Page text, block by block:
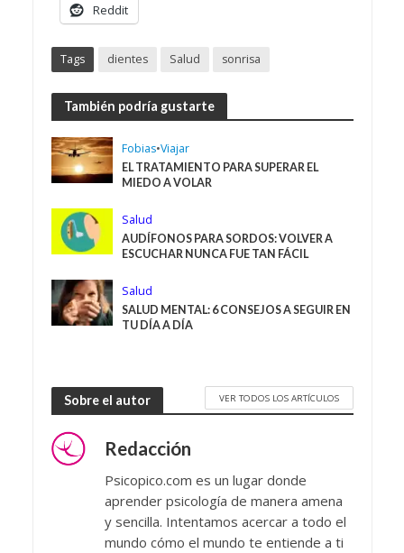
Reddit
Tags dientes Salud sonrisa
También podría gustarte
Fobias•Viajar
EL TRATAMIENTO PARA SUPERAR EL
MIEDO A VOLAR
Salud
AUDÍFONOS PARA SORDOS: VOLVER A
ESCUCHAR NUNCA FUE TAN FÁCIL
Salud
SALUD MENTAL: 6 CONSEJOS A SEGUIR EN
TU DÍA A DÍA
Sobre el autor VER TODOS LOS ARTÍCULOS
Redacción
Psicopico.com es un lugar donde
aprender psicología de manera amena
y sencilla. Intentamos acercar a todo el
mundo cómo el mundo te entiende a ti